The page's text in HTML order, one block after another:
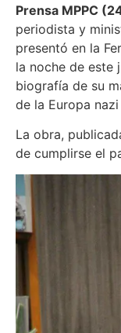
Prensa MPPC
periodista y
presentó en la
la noche de este
biografía de su
de la Europa
La obra,
de cumplirse el